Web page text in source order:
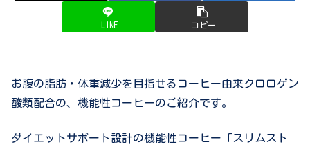
LINE コピー
お腹の脂肪・体重減少を目指せるコーヒー由来クロロゲン
酸類配合の、機能性コーヒーのご紹介です。
ダイエットサポート設計の機能性コーヒー「スリムスト